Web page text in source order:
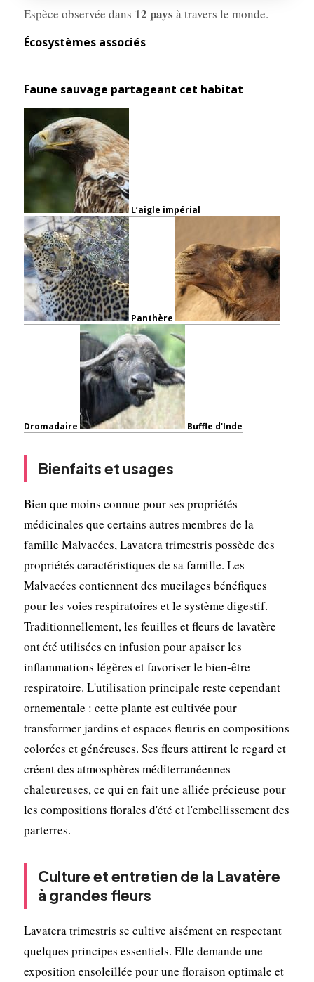
Espèce observée dans 12 pays à travers le monde.
Écosystèmes associés
Faune sauvage partageant cet habitat
L’aigle impérial
Panthère
Dromadaire Buffle d'Inde
Bienfaits et usages
Bien que moins connue pour ses propriétés
médicinales que certains autres membres de la
famille Malvacées, Lavatera trimestris possède des
propriétés caractéristiques de sa famille. Les
Malvacées contiennent des mucilages bénéfiques
pour les voies respiratoires et le système digestif.
Traditionnellement, les feuilles et fleurs de lavatère
ont été utilisées en infusion pour apaiser les
inflammations légères et favoriser le bien-être
respiratoire. L'utilisation principale reste cependant
ornementale : cette plante est cultivée pour
transformer jardins et espaces fleuris en compositions
colorées et généreuses. Ses fleurs attirent le regard et
créent des atmosphères méditerranéennes
chaleureuses, ce qui en fait une alliée précieuse pour
les compositions florales d'été et l'embellissement des
parterres.
Culture et entretien de la Lavatère
à grandes fleurs
Lavatera trimestris se cultive aisément en respectant
quelques principes essentiels. Elle demande une
exposition ensoleillée pour une floraison optimale et